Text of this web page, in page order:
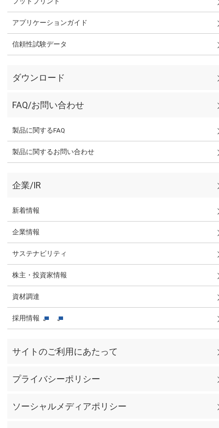
アプリケーションガイド
信頼性試験データ
ダウンロード
FAQ/お問い合わせ
製品に関するFAQ
製品に関するお問い合わせ
企業/IR
新着情報
企業情報
サステナビリティ
株主・投資家情報
資材調達
採用情報
サイトのご利用にあたって
プライバシーポリシー
ソーシャルメディアポリシー